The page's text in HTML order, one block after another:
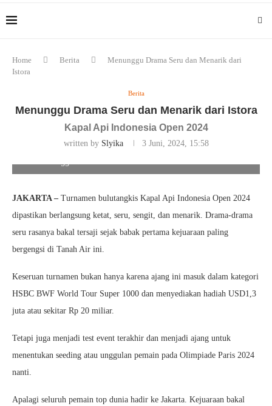
Home Berita
Menunggu Drama Seru dan Menarik dari
Istora
Berita
Menunggu Drama Seru dan Menarik dari Istora
Kapal Api Indonesia Open 2024
written by Slyika
3 Juni, 2024, 15:58
JAKARTA – Turnamen bulutangkis Kapal Api Indonesia Open 2024
dipastikan berlangsung ketat, seru, sengit, dan menarik. Drama-drama
seru rasanya bakal tersaji sejak babak pertama kejuaraan paling
bergengsi di Tanah Air ini.
Keseruan turnamen bukan hanya karena ajang ini masuk dalam kategori
HSBC BWF World Tour Super 1000 dan menyediakan hadiah USD1,3
juta atau sekitar Rp 20 miliar.
Tetapi juga menjadi test event terakhir dan menjadi ajang untuk
menentukan seeding atau unggulan pemain pada Olimpiade Paris 2024
nanti.
Apalagi seluruh pemain top dunia hadir ke Jakarta. Kejuaraan bakal